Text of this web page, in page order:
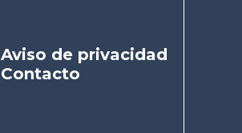
Aviso de privacidad
Contacto